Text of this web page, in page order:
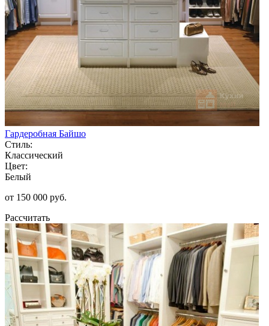
Гардеробная Байшо
Стиль:
Классический
Цвет:
Белый
от 150 000 руб.
Рассчитать